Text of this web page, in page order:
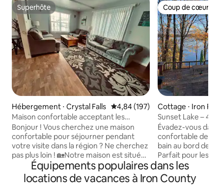
Superhôte
Superhôte
Hébergement ⋅ Crystal Falls Évaluation moyenne sur la
4,84 (197)
Maison confortable acceptant les
animaux de compagnie à Crystal Falls
Bonjour ! Vous cherchez une maison
confortable pour séjourner pendant
votre visite dans la région ? Ne cherchez
pas plus loin ! 🏡Notre maison est située
à distance de marche du centre-ville, de
l'épicerie, de Paint River/embarcadères,
des stations-service, des sentiers de
Coup de cœur
Coup de cœur
Cottage ⋅ Iron
Sunset Lake – 4
motoneige
Évadez-vous
confortable de 3
bain au bord de
Parfait pour les
de retraite ouvert
une vue
un sauna
Équipements populaires dans les
locations de vacances à Iron County